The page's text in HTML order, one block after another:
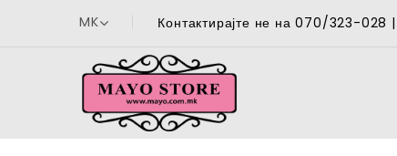
MK Контактирајте не на 070/323-